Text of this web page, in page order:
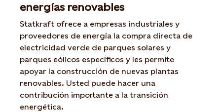
energías renovables
Statkraft ofrece a empresas industriales y
proveedores de energía la compra directa de
electricidad verde de parques solares y
parques eólicos específicos y les permite
apoyar la construcción de nuevas plantas
renovables. Usted puede hacer una
contribución importante a la transición
energética.